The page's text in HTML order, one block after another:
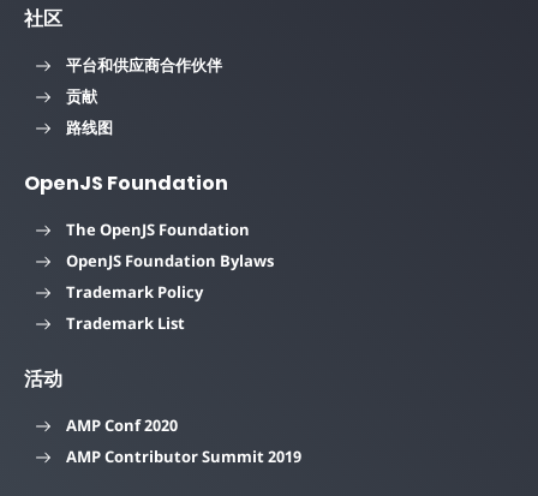
社区
平台和供应商合作伙伴
贡献
路线图
OpenJS Foundation
The OpenJS Foundation
OpenJS Foundation Bylaws
Trademark Policy
Trademark List
活动
AMP Conf 2020
AMP Contributor Summit 2019